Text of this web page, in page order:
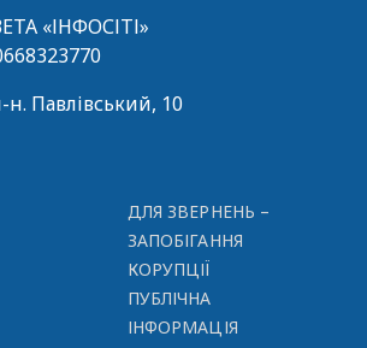
«ІНФОСІТІ»
н. Павлівський, 10
ДЛЯ ЗВЕРНЕНЬ –
ЗАПОБІГАННЯ
КОРУПЦІЇ
ПУБЛІЧНА
ІНФОРМАЦІЯ